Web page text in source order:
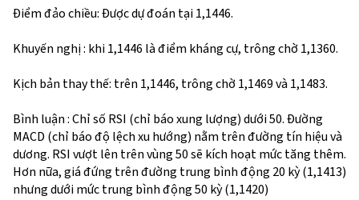
Điểm đảo chiều: Được dự đoán tại 1,1446.
Khuyến nghị : khi 1,1446 là điểm kháng cự, trông chờ 1,1360.
Kịch bản thay thế: trên 1,1446, trông chờ 1,1469 và 1,1483.
Bình luận : Chỉ số RSI (chỉ báo xung lượng) dưới 50. Đường
MACD (chỉ báo độ lệch xu hướng) nằm trên đường tín hiệu và
dương. RSI vượt lên trên vùng 50 sẽ kích hoạt mức tăng thêm.
Hơn nữa, giá đứng trên đường trung bình động 20 kỳ (1,1413)
nhưng dưới mức trung bình động 50 kỳ (1,1420)